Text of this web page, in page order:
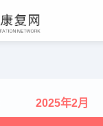
2025年2月